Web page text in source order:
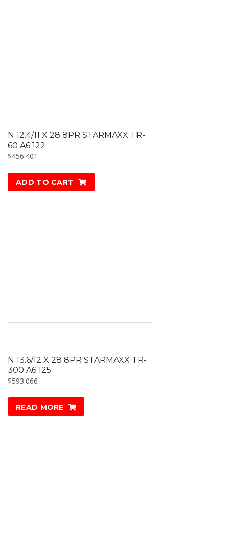
N 12.4/11 X 28 8PR STARMAXX TR-
60 A6 122
$456.401
ADD TO CART
N 13.6/12 X 28 8PR STARMAXX TR-
300 A6 125
$593.066
READ MORE